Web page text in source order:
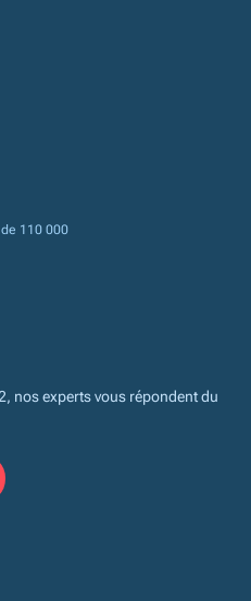
110 000
nos experts vous répondent du